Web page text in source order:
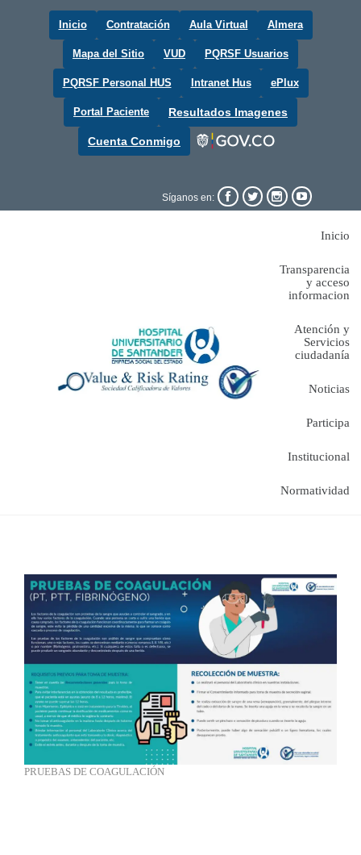
Inicio Contratación Aula Virtual Almera
Mapa del Sitio VUD PQRSF Usuarios
PQRSF Personal HUS Intranet Hus ePlux
Portal Paciente Resultados Imagenes
Cuenta Conmigo
Síganos en:    
Inicio
Transparencia
y acceso
informacion
Atención y
Servicios
ciudadanía
Noticias
Participa
Institucional
Normatividad
PRUEBAS DE COAGULACIÓN